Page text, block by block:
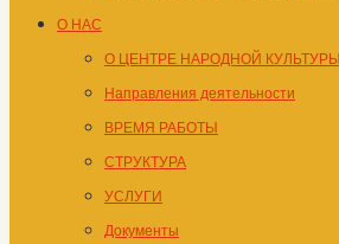
О НАС
О ЦЕНТРЕ НАРОДНОЙ КУЛЬТУРЫ
Направления деятельности
ВРЕМЯ РАБОТЫ
СТРУКТУРА
УСЛУГИ
Документы